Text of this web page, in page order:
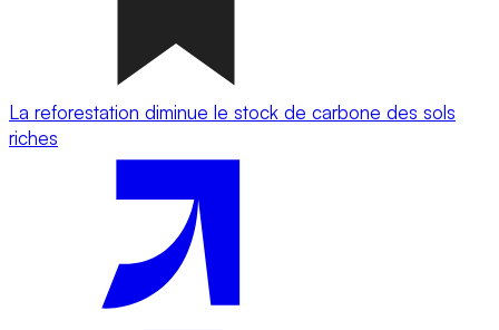
La reforestation diminue le stock de carbone des sols
riches